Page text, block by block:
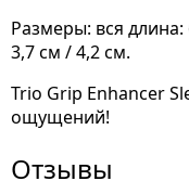
Размеры: вся
3,7 см / 4,2 см.
Trio Grip Enhancer
ощущений!
Отзывы